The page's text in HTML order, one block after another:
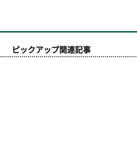
ピックアップ関連記事